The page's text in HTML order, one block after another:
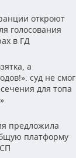
откроют
голосования
в ГД
а
суд не смог
для топа
предложила
платформу